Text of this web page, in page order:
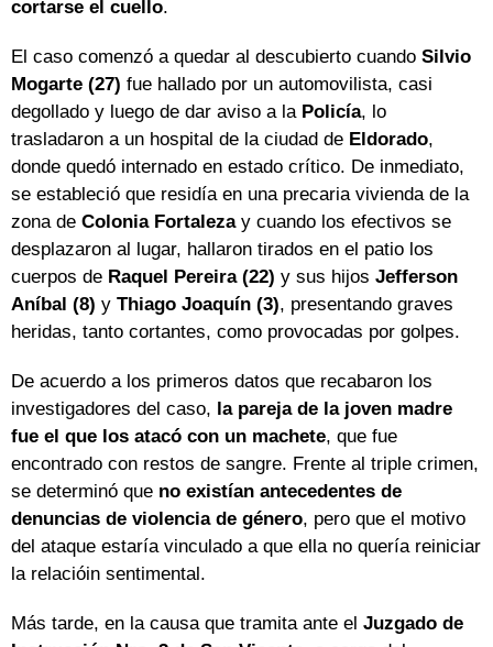
cortarse el cuello.
El caso comenzó a quedar al descubierto cuando Silvio
Mogarte (27) fue hallado por un automovilista, casi
degollado y luego de dar aviso a la Policía, lo
trasladaron a un hospital de la ciudad de Eldorado,
donde quedó internado en estado crítico. De inmediato,
se estableció que residía en una precaria vivienda de la
zona de Colonia Fortalezay cuando los efectivos se
desplazaron al lugar, hallaron tirados en el patio los
cuerpos de Raquel Pereira (22) y sus hijos Jefferson
Aníbal (8) y Thiago Joaquín (3), presentando graves
heridas, tanto cortantes, como provocadas por golpes.
De acuerdo a los primeros datos que recabaron los
investigadores del caso, la pareja de la joven madre
fue el que los atacó con un machete, que fue
encontrado con restos de sangre. Frente al triple crimen,
se determinó que no existían antecedentes de
denuncias de violencia de género, pero que el motivo
del ataque estaría vinculado a que ella no quería reiniciar
la relacióin sentimental.
Más tarde, en la causa que tramita ante el Juzgado de